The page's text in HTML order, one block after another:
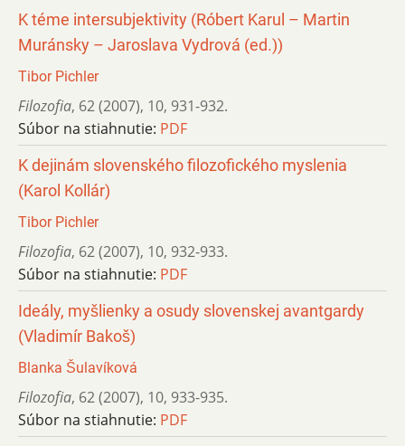
K téme intersubjektivity (Róbert Karul – Martin
Muránsky – Jaroslava Vydrová (ed.))
Tibor Pichler
Filozofia, 62 (2007), 10, 931-932.
Súbor na stiahnutie: PDF
K dejinám slovenského filozofického myslenia
(Karol Kollár)
Tibor Pichler
Filozofia, 62 (2007), 10, 932-933.
Súbor na stiahnutie: PDF
Ideály, myšlienky a osudy slovenskej avantgardy
(Vladimír Bakoš)
Blanka Šulavíková
Filozofia, 62 (2007), 10, 933-935.
Súbor na stiahnutie: PDF